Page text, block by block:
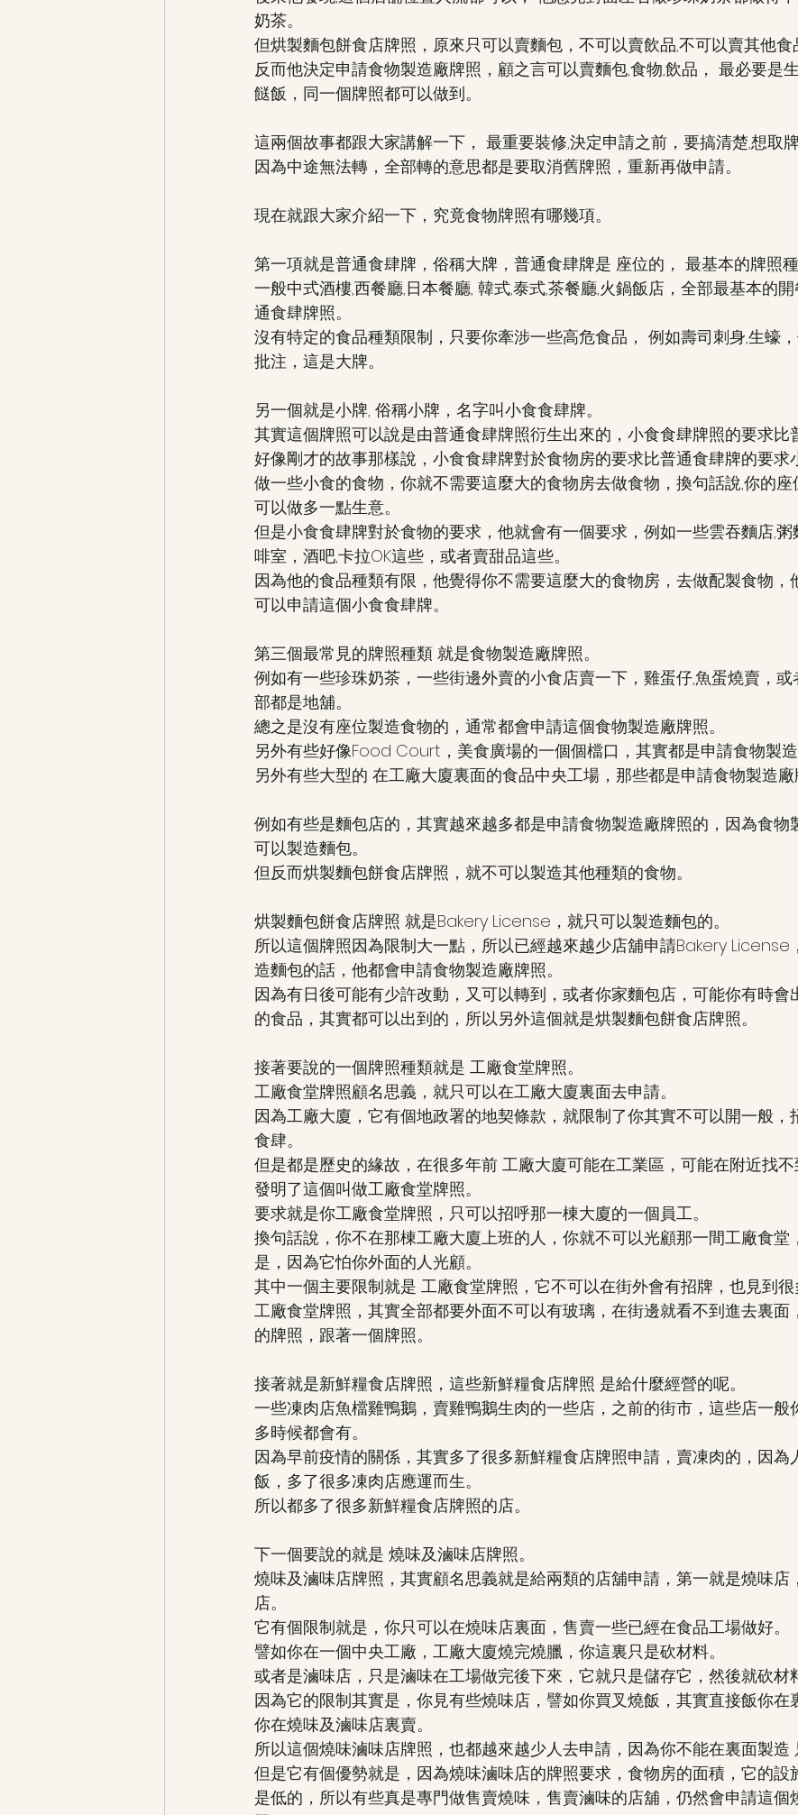
奶茶。
但烘製麵包餅食店牌照，原來只可以賣麵包，不可以賣飲品,不可以賣其他食
反而他決定申請食物製造廠牌照，顧之言可以賣麵包,食物,飲品， 最必要是
餸飯，同一個牌照都可以做到。
這兩個故事都跟大家講解一下， 最重要裝修,決定申請之前，要搞清楚,想取
因為中途無法轉，全部轉的意思都是要取消舊牌照，重新再做申請。
現在就跟大家介紹一下，究竟食物牌照有哪幾項。
第一項就是普通食肆牌，俗稱大牌，普通食肆牌是 座位的， 最基本的牌照種
一般中式酒樓,西餐廳,日本餐廳, 韓式,泰式,茶餐廳,火鍋飯店，全部最基本的
通食肆牌照。
沒有特定的食品種類限制，只要你牽涉一些高危食品， 例如壽司刺身,生蠔
批注，這是大牌。
另一個就是小牌, 俗稱小牌，名字叫小食食肆牌。
其實這個牌照可以說是由普通食肆牌照衍生出來的，小食食肆牌照的要求比
好像剛才的故事那樣說，小食食肆牌對於食物房的要求比普通食肆牌的要求
做一些小食的食物，你就不需要這麼大的食物房去做食物，換句話說,你的座
可以做多一點生意。
但是小食食肆牌對於食物的要求，他就會有一個要求，例如一些雲吞麵店,粥
啡室，酒吧,卡拉OK這些，或者賣甜品這些。
因為他的食品種類有限，他覺得你不需要這麼大的食物房，去做配製食物，
可以申請這個小食食肆牌。
第三個最常見的牌照種類 就是食物製造廠牌照。
例如有一些珍珠奶茶，一些街邊外賣的小食店賣一下，雞蛋仔,魚蛋燒賣，
部都是地舖。
總之是沒有座位製造食物的，通常都會申請這個食物製造廠牌照。
另外有些好像Food Court，美食廣場的一個個檔口，其實都是申請食物製造
另外有些大型的 在工廠大廈裏面的食品中央工場，那些都是申請食物製造廠
例如有些是麵包店的，其實越來越多都是申請食物製造廠牌照的，因為食物
可以製造麵包。
但反而烘製麵包餅食店牌照，就不可以製造其他種類的食物。
烘製麵包餅食店牌照 就是Bakery License，就只可以製造麵包的。
所以這個牌照因為限制大一點，所以已經越來越少店舖申請Bakery License
造麵包的話，他都會申請食物製造廠牌照。
因為有日後可能有少許改動，又可以轉到，或者你家麵包店，可能你有時會
的食品，其實都可以出到的，所以另外這個就是烘製麵包餅食店牌照。
接著要說的一個牌照種類就是 工廠食堂牌照。
工廠食堂牌照顧名思義，就只可以在工廠大廈裏面去申請。
因為工廠大廈，它有個地政署的地契條款，就限制了你其實不可以開一般，
食肆。
但是都是歷史的緣故，在很多年前 工廠大廈可能在工業區，可能在附近找不
發明了這個叫做工廠食堂牌照。
要求就是你工廠食堂牌照，只可以招呼那一棟大廈的一個員工。
換句話說，你不在那棟工廠大廈上班的人，你就不可以光顧那一間工廠食堂
是，因為它怕你外面的人光顧。
其中一個主要限制就是 工廠食堂牌照，它不可以在街外會有招牌，也見到很
工廠食堂牌照，其實全部都要外面不可以有玻璃，在街邊就看不到進去裏面
的牌照，跟著一個牌照。
接著就是新鮮糧食店牌照，這些新鮮糧食店牌照 是給什麼經營的呢。
一些凍肉店魚檔雞鴨鵝，賣雞鴨鵝生肉的一些店，之前的街市，這些店一般
多時候都會有。
因為早前疫情的關係，其實多了很多新鮮糧食店牌照申請，賣凍肉的，因為
飯，多了很多凍肉店應運而生。
所以都多了很多新鮮糧食店牌照的店。
下一個要說的就是 燒味及滷味店牌照。
燒味及滷味店牌照，其實顧名思義就是給兩類的店舖申請，第一就是燒味店
店。
它有個限制就是，你只可以在燒味店裏面，售賣一些已經在食品工場做好。
譬如你在一個中央工廠，工廠大廈燒完燒臘，你這裏只是砍材料。
或者是滷味店，只是滷味在工場做完後下來，它就只是儲存它，然後就砍材
因為它的限制其實是，你見有些燒味店，譬如你買叉燒飯，其實直接飯你在
你在燒味及滷味店裏賣。
所以這個燒味滷味店牌照，也都越來越少人去申請，因為你不能在裏面製造
但是它有個優勢就是，因為燒味滷味店的牌照要求，食物房的面積，它的設
是低的，所以有些真是專門做售賣燒味，售賣滷味的店舖，仍然會申請這個